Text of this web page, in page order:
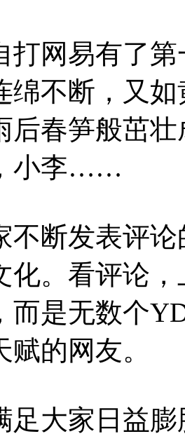
网易有了第
绵不断，又
后春笋般茁
小李……
断发表评论
化。看评论
而是无数个
赋的网友。
大家日益膨